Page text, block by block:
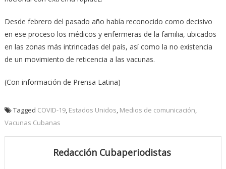
Desde febrero del pasado año había reconocido como decisivo
en ese proceso los médicos y enfermeras de la familia, ubicados
en las zonas más intrincadas del país, así como la no existencia
de un movimiento de reticencia a las vacunas.
(Con información de Prensa Latina)
Tagged COVID-19, Estados Unidos Medios de comunicación
Vacunas Cubanas
Redacción Cubaperiodistas